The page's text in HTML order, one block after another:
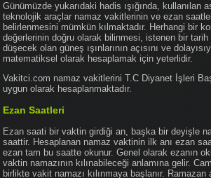
Günümüzde yukarıdaki hadis ışığında, kullanılan
teknolojik araçlar namaz vakitlerinin ve ezan
belirlenmesini mümkün kılmaktadır. Herhangi bir
değerlerinin doğru olarak bilinmesi, istenen bir
düşecek olan güneş ışınlarının açısını ve
matematiksel olarak hesaplamak için yeterlidir.
Vakitci.com namaz vakitlerini T.C Diyanet İşleri
uygun olarak hesaplanmaktadır.
Ezan Saatleri
Ezan saati bir vaktin girdiği an, başka bir deyişle
saattir. Hesaplanan namaz vaktinin ilk anı ezan
ezan tam bu saatte okunur. Genel olarak ezanın
vaktin namazının kılınabileceği anlamına gelir.
birlikte vakit namazı kılınmaya başlanır. Ramazan